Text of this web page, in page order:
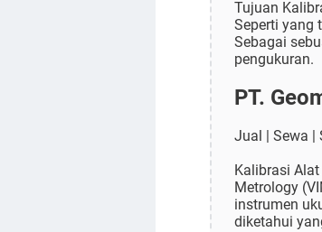
Tujuan
Seperti yang
Sebagai
pengukuran.
PT.
Jual | Sewa |
Kalibrasi
Metrology
instrumen
diketahui